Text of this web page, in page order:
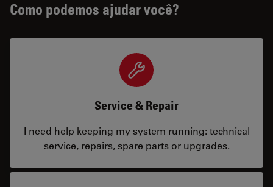
Como podemos ajudar você?
Service & Repair
I need help keeping my system running: technical
service, repairs, spare parts or upgrades.